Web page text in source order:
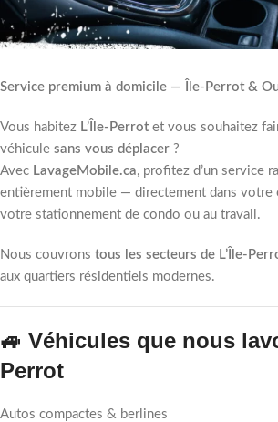
Service premium à domicile — Île-Perrot &
Vous habitez L’Île-Perrotet vous souhaitez
véhicule sans vous déplacer ?
Avec LavageMobile.ca, profitez d’un service
entièrement mobile — directement dans votre
votre stationnement de condo ou au travail.
Nous couvrons tous les secteurs de L’Île-
aux quartiers résidentiels modernes.
🚙 Véhicules que nous
Perrot
Autos compactes & berlines